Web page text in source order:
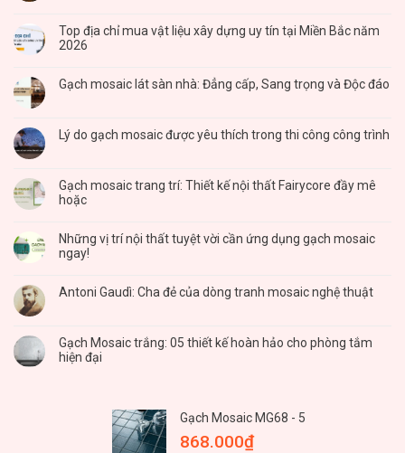
Top địa chỉ mua vật liệu xây dựng uy tín tại Miền Bắc năm
2026
Gạch mosaic lát sàn nhà: Đẳng cấp, Sang trọng và Độc đáo
Lý do gạch mosaic được yêu thích trong thi công công trình
Gạch mosaic trang trí: Thiết kế nội thất Fairycore đầy mê
hoặc
Những vị trí nội thất tuyệt vời cần ứng dụng gạch mosaic
ngay!
Antoni Gaudì: Cha đẻ của dòng tranh mosaic nghệ thuật
Gạch Mosaic trắng: 05 thiết kế hoàn hảo cho phòng tắm
hiện đại
Gạch Mosaic MG68 - 5
868.000₫